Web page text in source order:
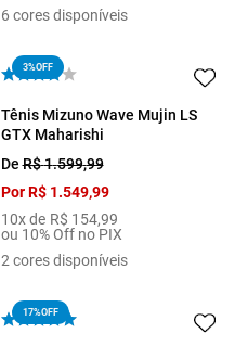
6 cores disponíveis
3%OFF
Tênis Mizuno Wave Mujin LS
GTX Maharishi
DeR$1.599,99
PorR$ 1.549,99
10x de R$ 154,99
ou 10% Off no PIX
2 cores disponíveis
17%OFF